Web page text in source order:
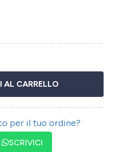
AL CARRELLO
per il tuo ordine?
SCRIVICI